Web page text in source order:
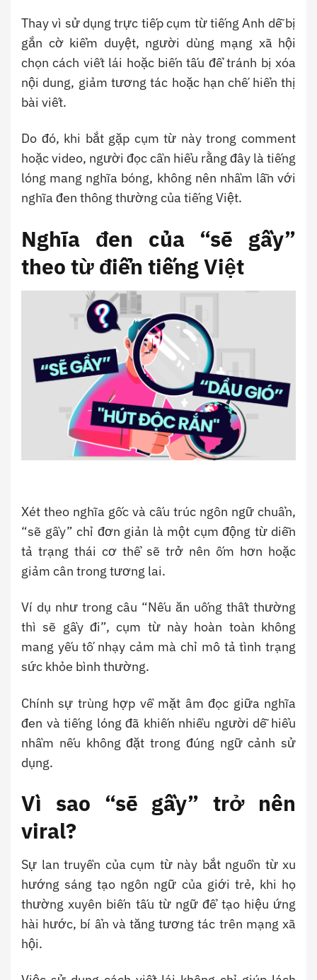
Thay vì sử dụng trực tiếp cụm từ tiếng Anh dễ bị
gắn cờ kiểm duyệt, người dùng mạng xã hội
chọn cách viết lái hoặc biến tấu để tránh bị xóa
nội dung, giảm tương tác hoặc hạn chế hiển thị
bài viết.
Do đó, khi bắt gặp cụm từ này trong comment
hoặc video, người đọc cần hiểu rằng đây là tiếng
lóng mang nghĩa bóng, không nên nhầm lẫn với
nghĩa đen thông thường của tiếng Việt.
Nghĩa đen của “sẽ gầy”
theo từ điển tiếng Việt
Xét theo nghĩa gốc và cấu trúc ngôn ngữ chuẩn,
“sẽ gầy” chỉ đơn giản là một cụm động từ diễn
tả trạng thái cơ thể sẽ trở nên ốm hơn hoặc
giảm cân trong tương lai.
Ví dụ như trong câu “Nếu ăn uống thất thường
thì sẽ gầy đi”, cụm từ này hoàn toàn không
mang yếu tố nhạy cảm mà chỉ mô tả tình trạng
sức khỏe bình thường.
Chính sự trùng hợp về mặt âm đọc giữa nghĩa
đen và tiếng lóng đã khiến nhiều người dễ hiểu
nhầm nếu không đặt trong đúng ngữ cảnh sử
dụng.
Vì sao “sẽ gầy” trở nên
viral?
Sự lan truyền của cụm từ này bắt nguồn từ xu
hướng sáng tạo ngôn ngữ của giới trẻ, khi họ
thường xuyên biến tấu từ ngữ để tạo hiệu ứng
hài hước, bí ẩn và tăng tương tác trên mạng xã
hội.